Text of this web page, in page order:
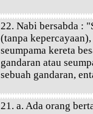
22. Nabi bersabda :
(tanpa
seumpama kereta
gandaran atau
sebuah gandaran,
21. a. Ada orang